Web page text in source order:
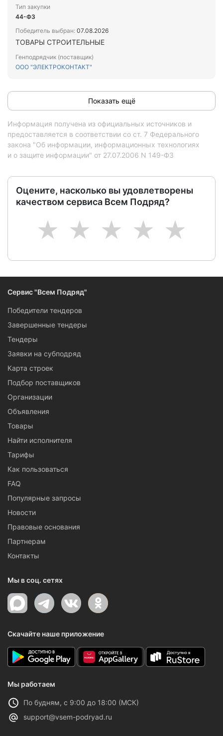
Тип закупки
44-ФЗ
Победитель выбран: 07.08.2026
ТОВАРЫ СТРОИТЕЛЬНЫЕ
Генподрядчик (поставщик)
ООО "ЭЛЕКТРОКОНТАКТ"
Показать ещё
Информация получена из официальных источников и
предоставляется в соответствии со ст. 7 Федерального
закона "Об информации, информационных технологиях
и о защите информации" от 27.07.2006 N 149-ФЗ
Оцените, насколько вы удовлетворены
качеством сервиса Всем Подряд?
5
4
3
2
1
Сервис "Всем Подряд"
Победители тендеров
Завершенные тендеры
Тендеры
Заявки на субподряд
Карта строек
Подбор поставщиков
Организации
Объявления
Товары
Найти исполнителя
Тарифы
Как пользоваться
FAQ
Популярные запросы
Новости
Правовые основания
Партнерам
Контакты
Мы в соц. сетях
Скачайте наше приложение
Мы работаем
По будням, с 9:00 до 18:00 (МСК)
support@vsem-podryad.ru